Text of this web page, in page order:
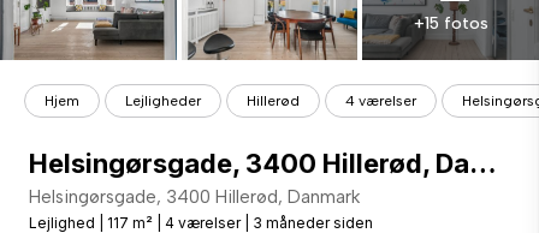
+15 fotos
Hjem Lejligheder Hillerød 4 værelser
Helsingørsgade, 3400 Hillerød, Danmark (208-1914-01-001)
Helsingørsgade, 3400 Hillerød, Danmark
Lejlighed 117 m² 4 værelser 3 måneder siden